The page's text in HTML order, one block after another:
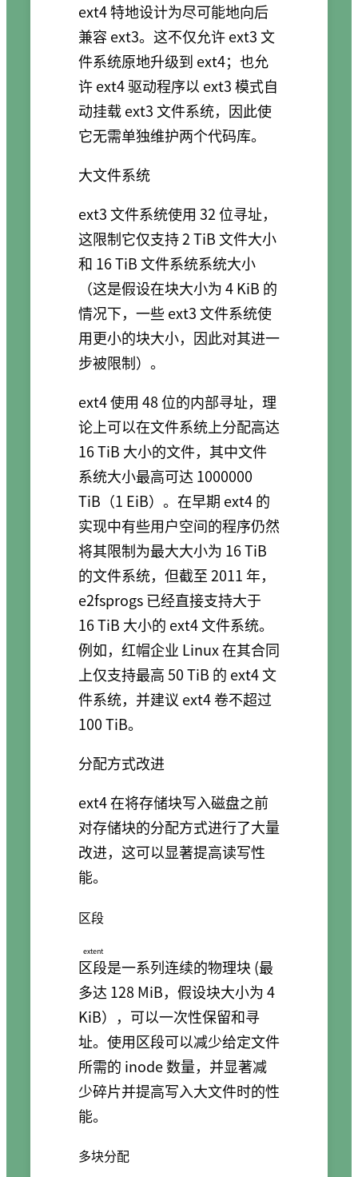
ext4 特地设计为尽可能地向后
兼容 ext3。这不仅允许 ext3 文
件系统原地升级到 ext4；也允
许 ext4 驱动程序以 ext3 模式自
动挂载 ext3 文件系统，因此使
它无需单独维护两个代码库。
大文件系统
ext3 文件系统使用 32 位寻址，
这限制它仅支持 2 TiB 文件大小
和 16 TiB 文件系统系统大小
（这是假设在块大小为 4 KiB 的
情况下，一些 ext3 文件系统使
用更小的块大小，因此对其进一
步被限制）。
ext4 使用 48 位的内部寻址，理
论上可以在文件系统上分配高达
16 TiB 大小的文件，其中文件
系统大小最高可达 1000000
TiB（1 EiB）。在早期 ext4 的
实现中有些用户空间的程序仍然
将其限制为最大大小为 16 TiB
的文件系统，但截至 2011 年，
e2fsprogs 已经直接支持大于
16 TiB 大小的 ext4 文件系统。
例如，红帽企业 Linux 在其合同
上仅支持最高 50 TiB 的 ext4 文
件系统，并建议 ext4 卷不超过
100 TiB。
分配方式改进
ext4 在将存储块写入磁盘之前
对存储块的分配方式进行了大量
改进，这可以显著提高读写性
能。
区段
区段
extent
是一系列连续的物理块 (最
多达 128 MiB，假设块大小为 4
KiB），可以一次性保留和寻
址。使用区段可以减少给定文件
所需的 inode 数量，并显著减
少碎片并提高写入大文件时的性
能。
多块分配